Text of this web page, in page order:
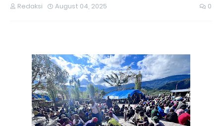
Redaksi August 04, 2025 0